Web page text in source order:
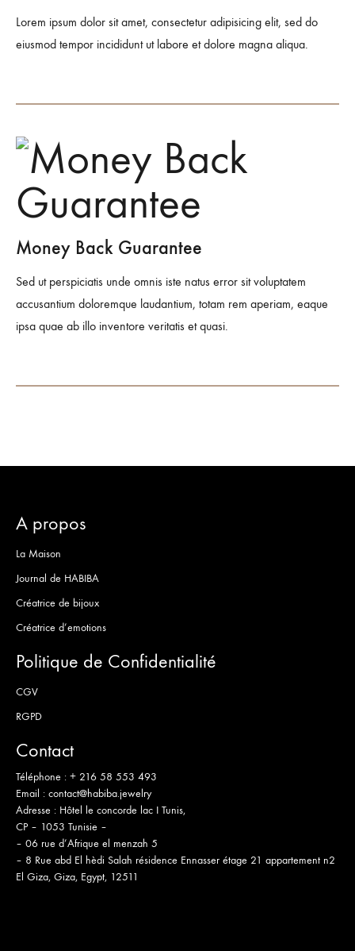
Lorem ipsum dolor sit amet, consectetur adipisicing elit, sed do
eiusmod tempor incididunt ut labore et dolore magna aliqua.
Money Back Guarantee
Sed ut perspiciatis unde omnis iste natus error sit voluptatem
accusantium doloremque laudantium, totam rem aperiam, eaque
ipsa quae ab illo inventore veritatis et quasi.
A propos
La Maison
Journal de HABIBA
Créatrice de bijoux
Créatrice d’emotions
Politique de Confidentialité
CGV
RGPD
Contact
Téléphone : + 216 58 553 493
Email : contact@habiba.jewelry
Adresse : Hôtel le concorde lac I Tunis,
CP – 1053 Tunisie –
– 06 rue d’Afrique el menzah 5
– 8 Rue abd El hèdi Salah résidence Ennasser étage 21 appartement n2
El Giza, Giza, Egypt, 12511